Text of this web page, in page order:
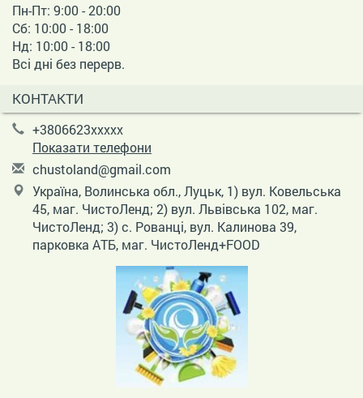
Пн-Пт: 9:00 - 20:00
Сб: 10:00 - 18:00
Нд: 10:00 - 18:00
Всі дні без перерв.
КОНТАКТИ
+3806623xxxxx
Показати телефони
chustoland@gmail.com
Україна, Волинська обл., Луцьк, 1) вул. Ковельська
45, маг. ЧистоЛенд; 2) вул. Львівська 102, маг.
ЧистоЛенд; 3) с. Рованці, вул. Калинова 39,
парковка АТБ, маг. ЧистоЛенд+FOOD